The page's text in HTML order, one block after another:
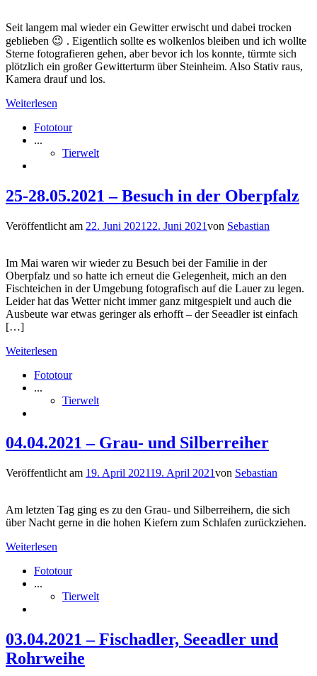
Seit langem mal wieder ein Gewitter erwischt und dabei trocken
geblieben 😉 . Eigentlich sollte es wolkenlos bleiben und ich wollte
Sterne fotografieren gehen, aber bevor ich los konnte, türmte sich
plötzlich ein großer Gewitterturm über Steinheim. Also Stativ raus,
Kamera drauf und los.
Weiterlesen
Fototour
...
Tierwelt
25-28.05.2021 – Besuch in der Oberpfalz
Veröffentlicht am 22. Juni 2021 22. Juni 2021von Sebastian
Im Mai waren wir wieder zu Besuch bei der Familie in der
Oberpfalz und so hatte ich erneut die Gelegenheit, mich an den
Fischteichen in der Umgebung fotografisch auf die Lauer zu legen.
Leider hat das Wetter nicht immer ganz mitgespielt und auch die
Ausbeute war etwas geringer als erhofft – der Seeadler ist einfach
[…]
Weiterlesen
Fototour
...
Tierwelt
04.04.2021 – Grau- und Silberreiher
Veröffentlicht am 19. April 202119. April 2021von Sebastian
Am letzten Tag ging es zu den Grau- und Silberreihern, die sich
über Nacht gerne in die hohen Kiefern zum Schlafen zurückziehen.
Weiterlesen
Fototour
...
Tierwelt
03.04.2021 – Fischadler, Seeadler und
Rohrweihe